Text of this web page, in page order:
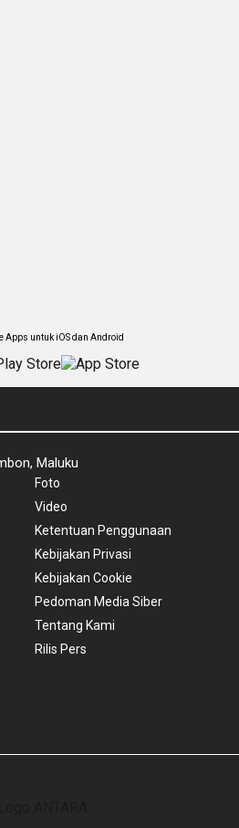
Apps untuk iOS dan Android
Maluku
Foto
Video
Ketentuan Penggunaan
Kebijakan Privasi
Kebijakan Cookie
Pedoman Media Siber
Tentang Kami
Rilis Pers